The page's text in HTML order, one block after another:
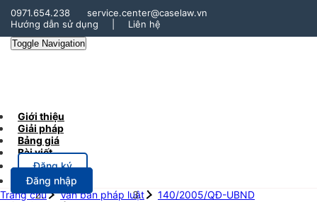
0971.654.238
service.center@caselaw.vn
Hướng dẫn sử dụng
Liên hệ
Toggle Navigation
Giới thiệu
Giải pháp
Bảng giá
Bài viết
Đăng ký
Đăng nhập
Trang chủ
Văn bản pháp luật 140/2005/QĐ-UBND